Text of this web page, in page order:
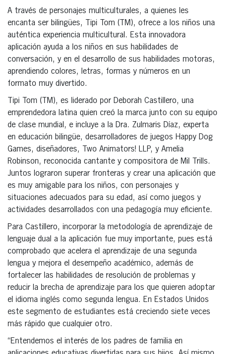
A través de personajes multiculturales, a quienes les
encanta ser bilingües, Tipi Tom (TM), ofrece a los niños una
auténtica experiencia multicultural. Esta innovadora
aplicación ayuda a los niños en sus habilidades de
conversación, y en el desarrollo de sus habilidades motoras,
aprendiendo colores, letras, formas y números en un
formato muy divertido.
Tipi Tom (TM), es liderado por Deborah Castillero, una
emprendedora latina quien creó la marca junto con su equipo
de clase mundial, e incluye a la Dra. Zulmaris Díaz, experta
en educación bilingüe, desarrolladores de juegos Happy Dog
Games, diseñadores, Two Animators! LLP, y Amelia
Robinson, reconocida cantante y compositora de Mil Trills.
Juntos lograron superar fronteras y crear una aplicación que
es muy amigable para los niños, con personajes y
situaciones adecuados para su edad, así como juegos y
actividades desarrollados con una pedagogía muy eficiente.
Para Castillero, incorporar la metodología de aprendizaje de
lenguaje dual a la aplicación fue muy importante, pues está
comprobado que acelera el aprendizaje de una segunda
lengua y mejora el desempeño académico, además de
fortalecer las habilidades de resolución de problemas y
reducir la brecha de aprendizaje para los que quieren adoptar
el idioma inglés como segunda lengua. En Estados Unidos
este segmento de estudiantes está creciendo siete veces
más rápido que cualquier otro.
“Entendemos el interés de los padres de familia en